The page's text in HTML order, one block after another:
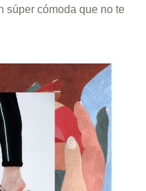
súper cómoda que no te